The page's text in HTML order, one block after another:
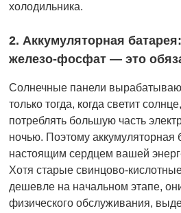
холодильника.
2. Аккумуляторная
железо-фосфат — это
Солнечные панели
только тогда, когда светит
потреблять большую часть
ночью. Поэтому аккумуляторная
настоящим сердцем вашей
Хотя старые свинцово-
дешевле на начальном этапе,
физического обслуживания,